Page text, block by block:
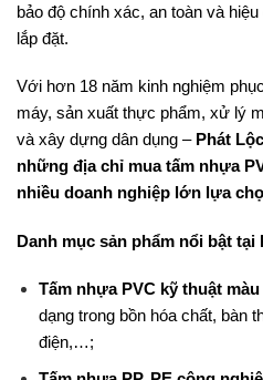
bảo độ chính xác, an toàn và
lắp đặt.
Với hơn 18 năm kinh nghiệm
máy, sản xuất thực phẩm, xử lý
và xây dựng dân dụng – Phát
những địa chỉ mua tấm nhựa
nhiều doanh nghiệp lớn lựa
Danh mục sản phẩm nổi bật tại
Tấm nhựa PVC kỹ thuật
dạng trong bồn hóa chất, bàn
điện,…;